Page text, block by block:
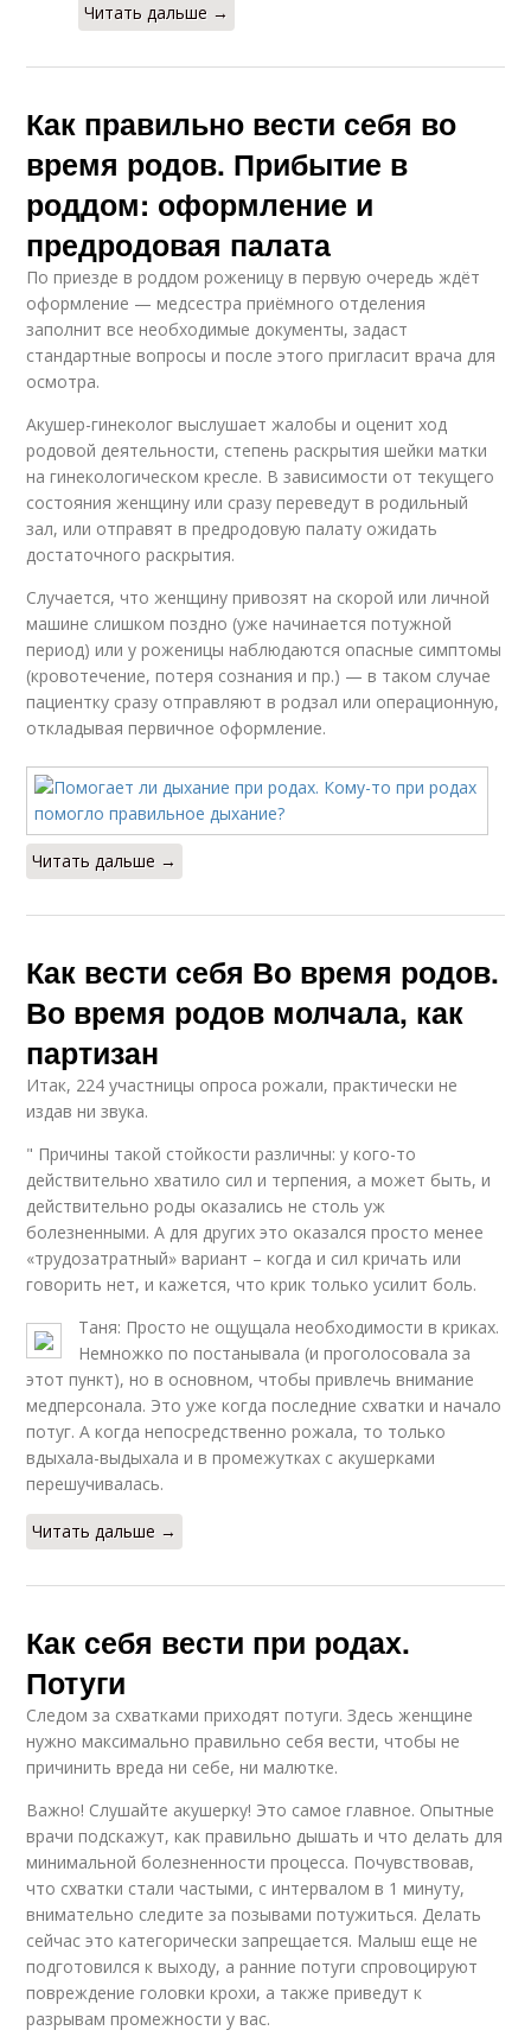
Читать дальше →
Как правильно вести себя во
время родов. Прибытие в
роддом: оформление и
предродовая палата
По приезде в роддом роженицу в первую очередь ждёт
оформление — медсестра приёмного отделения
заполнит все необходимые документы, задаст
стандартные вопросы и после этого пригласит врача для
осмотра.
Акушер-гинеколог выслушает жалобы и оценит ход
родовой деятельности, степень раскрытия шейки матки
на гинекологическом кресле. В зависимости от текущего
состояния женщину или сразу переведут в родильный
зал, или отправят в предродовую палату ожидать
достаточного раскрытия.
Случается, что женщину привозят на скорой или личной
машине слишком поздно (уже начинается потужной
период) или у роженицы наблюдаются опасные симптомы
(кровотечение, потеря сознания и пр.) — в таком случае
пациентку сразу отправляют в родзал или операционную,
откладывая первичное оформление.
Читать дальше →
Как вести себя Во время родов.
Во время родов молчала, как
партизан
Итак, 224 участницы опроса рожали, практически не
издав ни звука.
" Причины такой стойкости различны: у кого-то
действительно хватило сил и терпения, а может быть, и
действительно роды оказались не столь уж
болезненными. А для других это оказался просто менее
«трудозатратный» вариант – когда и сил кричать или
говорить нет, и кажется, что крик только усилит боль.
Таня: Просто не ощущала необходимости в криках.
Немножко по постанывала (и проголосовала за
этот пункт), но в основном, чтобы привлечь внимание
медперсонала. Это уже когда последние схватки и начало
потуг. А когда непосредственно рожала, то только
вдыхала-выдыхала и в промежутках с акушерками
перешучивалась.
Читать дальше →
Как себя вести при родах.
Потуги
Следом за схватками приходят потуги. Здесь женщине
нужно максимально правильно себя вести, чтобы не
причинить вреда ни себе, ни малютке.
Важно! Слушайте акушерку! Это самое главное. Опытные
врачи подскажут, как правильно дышать и что делать для
минимальной болезненности процесса. Почувствовав,
что схватки стали частыми, с интервалом в 1 минуту,
внимательно следите за позывами потужиться. Делать
сейчас это категорически запрещается. Малыш еще не
подготовился к выходу, а ранние потуги спровоцируют
повреждение головки крохи, а также приведут к
разрывам промежности у вас.